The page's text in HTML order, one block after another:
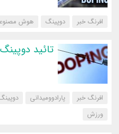
افرنگ خبر دوپینگ هوش
تائید
افرنگ خبر پارادوومیدانی
‌ورزش